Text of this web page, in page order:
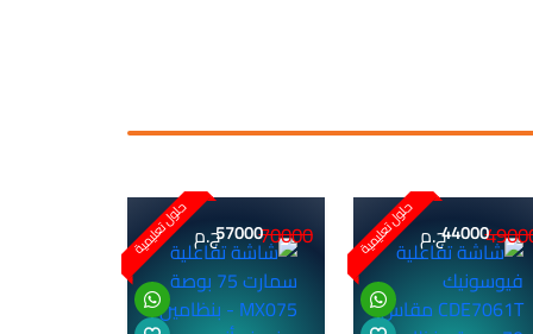
حلول تعليمية 44000ج.م حلول تعليمية 70000
57000ج.م